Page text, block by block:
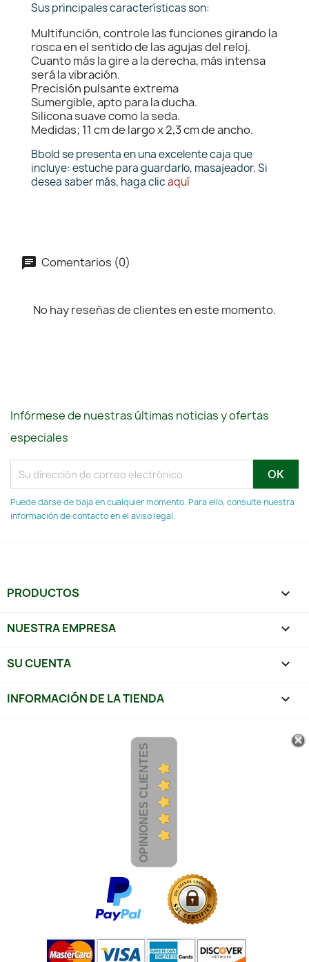
Sus principales características son:
Multifunción, controle las funciones girando la
rosca en el sentido de las agujas del reloj.
Cuanto más la gire a la derecha, más intensa
será la vibración.
Precisión pulsante extrema
Sumergible, apto para la ducha.
Silicona suave como la seda.
Medidas; 11 cm de largo x 2,3 cm de ancho.
Bbold se presenta en una excelente caja que
incluye: estuche para guardarlo, masajeador. Si
desea saber más, haga clicaquí
Comentarios (0)
No hay reseñas de clientes en este momento.
Infórmese de nuestras últimas noticias y ofertas
especiales
Puede darse de baja en cualquier momento. Para ello, consulte nuestra
información de contacto en el aviso legal.
PRODUCTOS 
NUESTRA EMPRESA 
SU CUENTA 
INFORMACIÓN DE LA TIENDA keyboard_arrow_down
OPINIONES CLIENTES